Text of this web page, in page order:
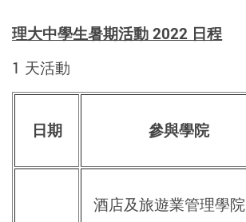
理大中學生暑期活動 2022 日程
1 天活動
日期 參與學院
酒店及旅遊業管理學院